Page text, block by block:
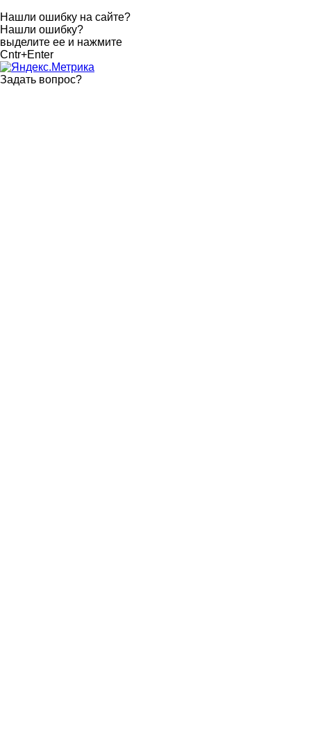
Нашли ошибку на сайте?
Нашли ошибку?
выделите ее и нажмите
Cntr+Enter
Задать вопрос?